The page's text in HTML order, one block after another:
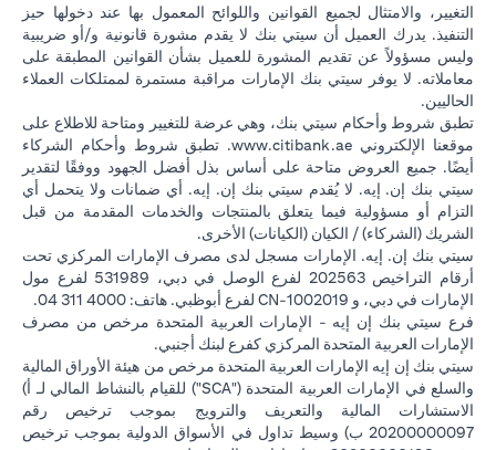
التغيير، والامتثال لجميع القوانين واللوائح المعمول بها عند دخولها حيز
التنفيذ. يدرك العميل أن سيتي بنك لا يقدم مشورة قانونية و/أو ضريبية
وليس مسؤولاً عن تقديم المشورة للعميل بشأن القوانين المطبقة على
معاملاته. لا يوفر سيتي بنك الإمارات مراقبة مستمرة لممتلكات العملاء
الحاليين.
تطبق شروط وأحكام سيتي بنك، وهي عرضة للتغيير ومتاحة للاطلاع على
موقعنا الإلكتروني www.citibank.ae
(opens in a new tab). تطبق شروط وأحكام الشركاء
أيضًا. جميع العروض متاحة على أساس بذل أفضل الجهود ووفقًا لتقدير
سيتي بنك إن. إيه. لا يُقدم سيتي بنك إن. إيه. أي ضمانات ولا يتحمل أي
التزام أو مسؤولية فيما يتعلق بالمنتجات والخدمات المقدمة من قبل
الشريك (الشركاء) / الكيان (الكيانات) الأخرى.
سيتي بنك إن. إيه. الإمارات مسجل لدى مصرف الإمارات المركزي تحت
أرقام التراخيص 202563 لفرع الوصل في دبي، 531989 لفرع مول
الإمارات في دبي، و CN-1002019 لفرع أبوظبي. هاتف: 4000 311 04.
فرع سيتي بنك إن إيه - الإمارات العربية المتحدة مرخص من مصرف
الإمارات العربية المتحدة المركزي كفرع لبنك أجنبي.
سيتي بنك إن إيه الإمارات العربية المتحدة مرخص من هيئة الأوراق المالية
والسلع في الإمارات العربية المتحدة ("SCA") للقيام بالنشاط المالي لـ أ)
الاستشارات المالية والتعريف والترويج بموجب ترخيص رقم
20200000097 ب) وسيط تداول في الأسواق الدولية بموجب ترخيص